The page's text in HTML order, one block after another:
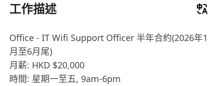
工作描述
Office - IT Wifi Support Officer 半年合約(2026年1
月至6月尾)
月薪: HKD $20,000
時間: 星期一至五, 9am-6pm